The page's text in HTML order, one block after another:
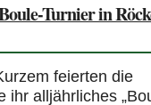
Turnier in
feierten die
ihr alljährliches